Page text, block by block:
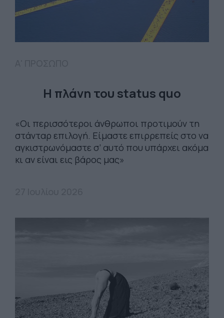
Η πλάνη του status quo
«Οι περισσότεροι άνθρωποι προτιμούν τη
στάνταρ επιλογή. Είμαστε επιρρεπείς στο να
αγκιστρωνόμαστε σ’ αυτό που υπάρχει ακόμα
κι αν είναι εις βάρος μας»